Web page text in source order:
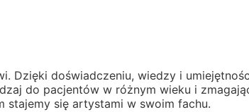
Dzięki doświadczeniu, wiedzy i
do pacjentów w różnym wieku i
stajemy się artystami w swoim fachu.